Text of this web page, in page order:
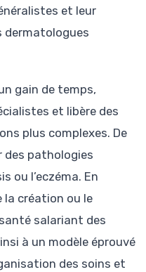
et leur
dermatologues
gain de temps,
et libère des
plus complexes. De
des pathologies
ou l’eczéma. En
la création ou le
salariant des
à un modèle éprouvé
des soins et